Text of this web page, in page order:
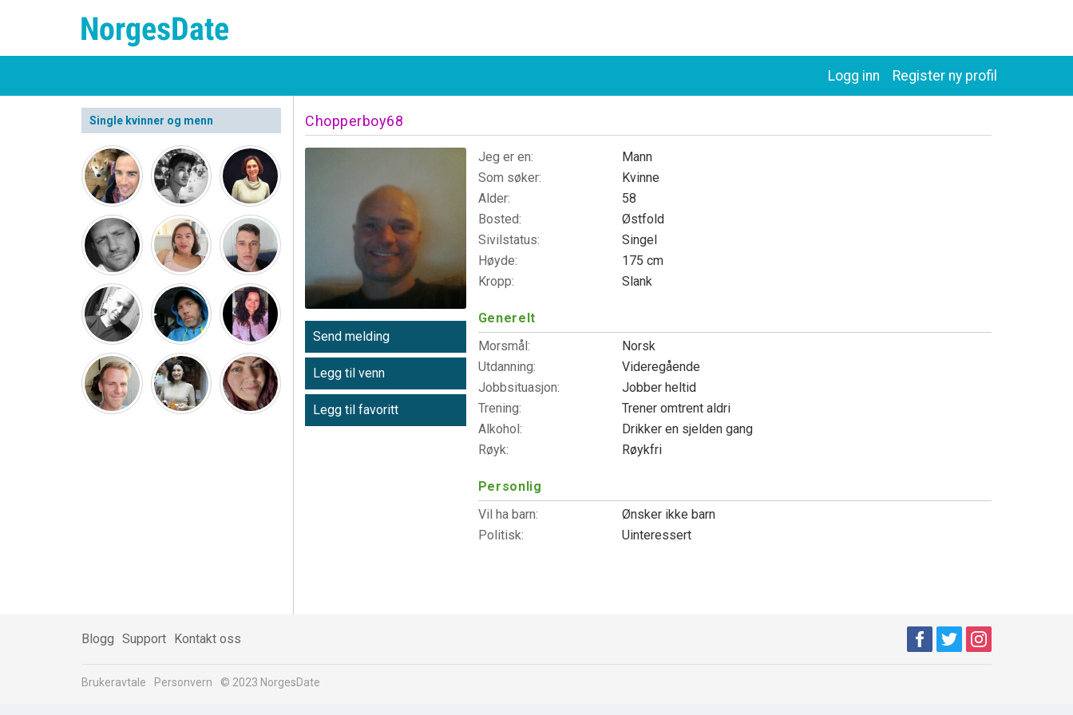
Register ny profil
Logg inn
Single kvinner og menn Chopperboy68
Send melding
Legg til venn
Legg til favoritt
Jeg er en:
Mann
Som søker:
Kvinne
Alder:
58
Bosted:
Østfold
Sivilstatus:
Singel
Høyde:
175 cm
Kropp:
Slank
Generelt
Morsmål:
Norsk
Utdanning:
Videregående
Jobbsituasjon:
Jobber heltid
Trening:
Trener omtrent aldri
Alkohol:
Drikker en sjelden gang
Røyk:
Røykfri
Personlig
Vil ha barn:
Ønsker ikke barn
Politisk:
Uinteressert
Blogg Support Kontakt oss
Brukeravtale Personvern © 2023 NorgesDate